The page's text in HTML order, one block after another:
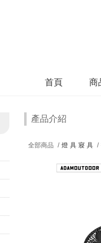
首頁 商
產品介紹
全部商品 / 燈 具 寢 具/